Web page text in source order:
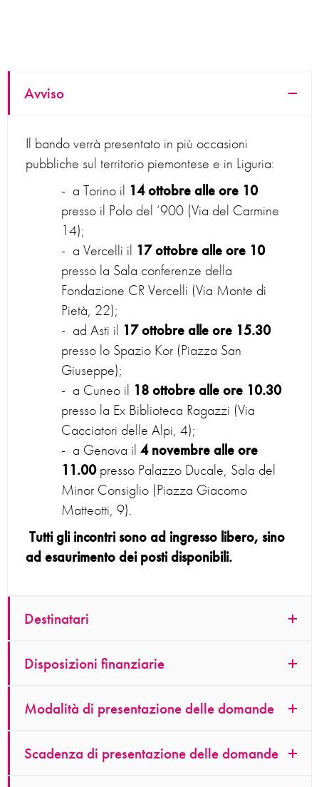
Avviso
Il bando verrà presentato in più occasioni
pubbliche sul territorio piemontese e in Liguria:
a Torino il 14 ottobre alle ore 10
presso il Polo del ‘900 (Via del Carmine
14);
a Vercelli il 17 ottobre alle ore 10
presso la Sala conferenze della
Fondazione CR Vercelli (Via Monte di
Pietà, 22);
ad Asti il 17 ottobre alle ore 15.30
presso lo Spazio Kor (Piazza San
Giuseppe);
a Cuneo il 18 ottobre alle ore 10.30
presso la Ex Biblioteca Ragazzi (Via
Cacciatori delle Alpi, 4);
a Genova il 4 novembre alle ore
11.00presso Palazzo Ducale, Sala del
Minor Consiglio (Piazza Giacomo
Matteotti, 9).
Tutti gli incontri sono ad ingresso libero, sino
ad esaurimento dei posti disponibili.
Destinatari
Disposizioni finanziarie
Modalità di presentazione delle domande
Scadenza di presentazione delle domande